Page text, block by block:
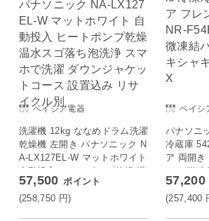
ベイシア電器
洗濯機 12kg ななめドラム洗濯
乾燥機 左開き パナソニック N
A-LX127EL-W マットホワイト
自動投入 ヒートポンプ乾燥 温
水スゴ落ち泡洗浄 スマホで洗
濯 ダウンジャケットコース 設
57,500 ポイント
(258,750 円)
ベイシ
パナソニ
冷蔵庫
ア 両開き
バー 微
キシャキ
57,200
(257,400